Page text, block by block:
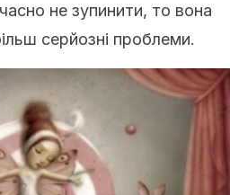
не зупинити, то вона
серйозні проблеми.